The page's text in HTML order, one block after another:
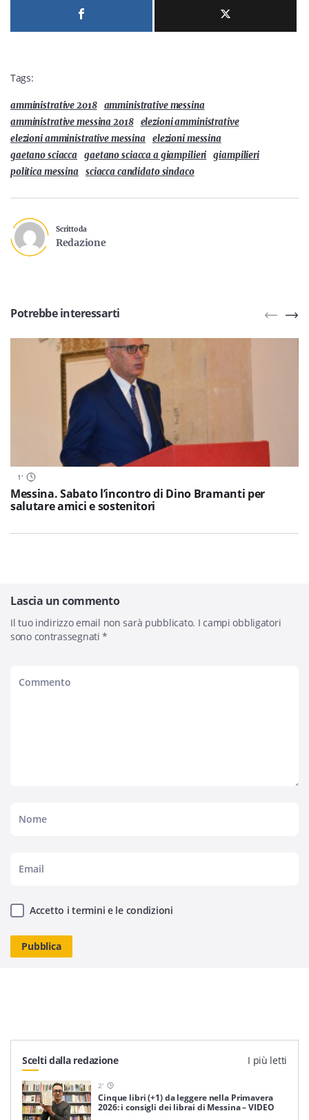
Tags:
amministrative 2018
amministrative messina
amministrative messina 2018
elezioni amministrative
elezioni amministrative messina elezioni messina
gaetano sciacca gaetano sciacca a giampilieri
giampilieri
politica messina sciacca candidato sindaco
Scritto da
Redazione
Potrebbe interessarti
1'
Messina. Sabato l’incontro di Dino Bramanti per
salutare amici e sostenitori
Lascia un commento
Il tuo indirizzo email non sarà pubblicato. I campi obbligatori
sono contrassegnati*
Accetto i termini e le condizioni
Scelti dalla redazione I più letti
2'
Cinque libri (+1) da leggere nella Primavera
2026: i consigli dei librai di Messina – VIDEO